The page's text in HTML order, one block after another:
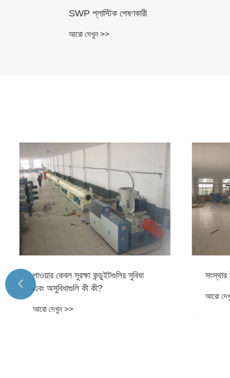
SWP প্লাস্টিক পেষণকারী
পাওয়ার কেবল সুরক্ষা কন্ডুইটগুলির সুবিধা
এবং অসুবিধাগুলি কী কী?
আরো দেখুন >>
সংস্থার
আরো দেখুন
